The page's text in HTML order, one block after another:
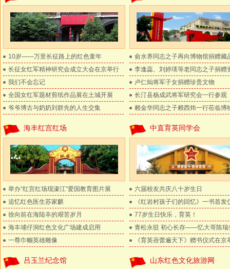
10岁——万里长征路上的红色童年
长征女红军精神研究会成立大会在京举行
我们不会忘记
全国女红军题材剪纸作品展在土城开展
爷爷博古与奶奶刘群先的人生交集
俞水养同志之子再向博物馆捐赠藏
李逢蕊、刘婷瑛等老同志之子捐赠
卢仁灿将军子女捐赠珍贵文物
长汀县杨成武将军研究会一行参观
赖金华同志之子赖西炜一行莅临博
海丰红宫红场
举办“红宫红场现濠江”爱国教育图片展
追忆红色医生苏家麒
徐向前在海陆丰的艰苦岁月
海丰埔仔洞红色文化广场建成启用
一尊巾帼英雄雕像
中直育英同学会
六届校友共庆八十岁生日
《红岩村孩子们的回忆》一书首发
77岁生日快乐，育英！
青松永驻 初心长存——忆大哥陈瑞
《育英蓓蕾遍天下》赠书仪式在京
吕玉兰纪念馆 山东红色文化旅游网